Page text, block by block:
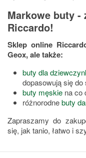
Markowe buty
Riccardo!
Sklep online
Geox, ale także:
buty dla
dopasowują się do
buty męskie na co
różnorodnebuty
Zapraszamy do
się, jak tanio, łatwo i